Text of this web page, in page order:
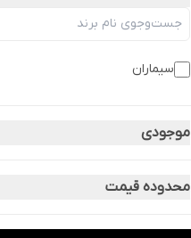
سیماران
موجودی
محدوده قیمت